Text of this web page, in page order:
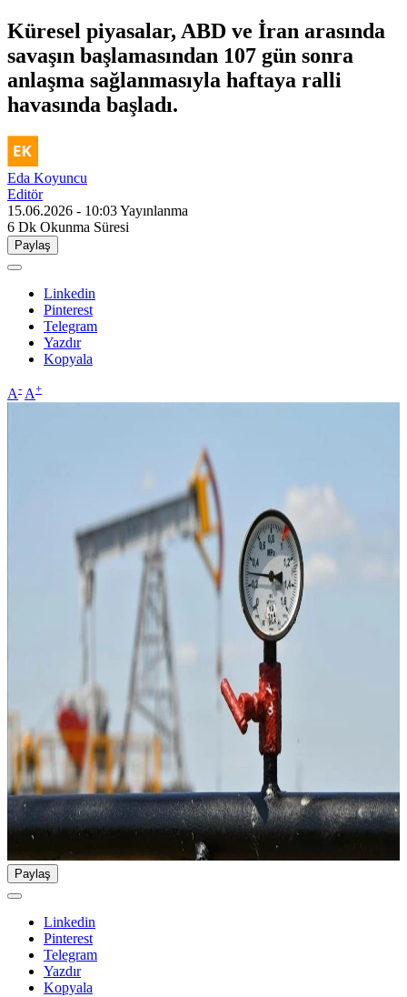
Küresel piyasalar, ABD ve İran arasında
savaşın başlamasından 107 gün sonra
anlaşma sağlanmasıyla haftaya ralli
havasında başladı.
Eda Koyuncu
Editör
15.06.2026 - 10:03Yayınlanma
6 Dk Okunma Süresi
Paylaş
Linkedin
Pinterest
Telegram
Yazdır
Kopyala
A- A+
Paylaş
Linkedin
Pinterest
Telegram
Yazdır
Kopyala